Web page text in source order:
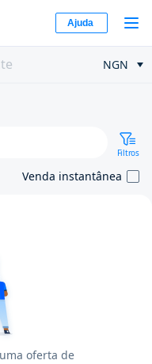
Ajuda
NGN
Filtros
Venda instantânea
oferta de